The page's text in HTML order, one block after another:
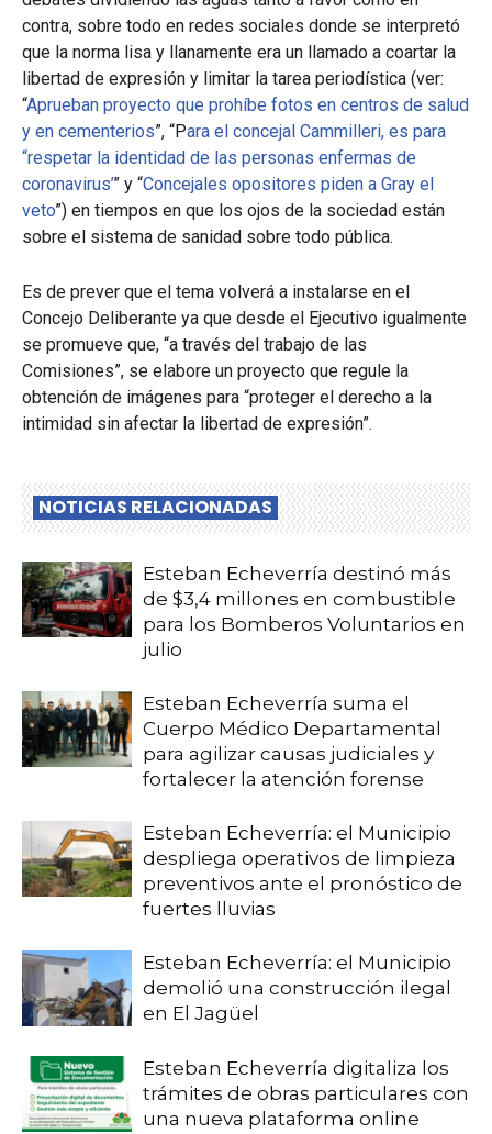
contra, sobre todo en redes sociales donde se interpretó
que la norma lisa y llanamente era un llamado a coartar la
libertad de expresión y limitar la tarea periodística (ver:
“Aprueban proyecto que prohíbe fotos en centros de salud
y en cementerios”, “Para el concejal Cammilleri, es para
“respetar la identidad de las personas enfermas de
coronavirus’” y “Concejales opositores piden a Gray el
veto”) en tiempos en que los ojos de la sociedad están
sobre el sistema de sanidad sobre todo pública.
Es de prever que el tema volverá a instalarse en el
Concejo Deliberante ya que desde el Ejecutivo igualmente
se promueve que, “a través del trabajo de las
Comisiones”, se elabore un proyecto que regule la
obtención de imágenes para “proteger el derecho a la
intimidad sin afectar la libertad de expresión”.
NOTICIAS RELACIONADAS
Esteban Echeverría destinó más
de $3,4 millones en combustible
para los Bomberos Voluntarios en
julio
Esteban Echeverría suma el
Cuerpo Médico Departamental
para agilizar causas judiciales y
fortalecer la atención forense
Esteban Echeverría: el Municipio
despliega operativos de limpieza
preventivos ante el pronóstico de
fuertes lluvias
Esteban Echeverría: el Municipio
demolió una construcción ilegal
en El Jagüel
Esteban Echeverría digitaliza los
trámites de obras particulares con
una nueva plataforma online